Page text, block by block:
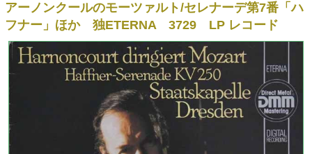
アーノンクールのモーツァルト/セレナーデ第7番「ハ
フナー」ほか 独ETERNA 3729 LP レコード